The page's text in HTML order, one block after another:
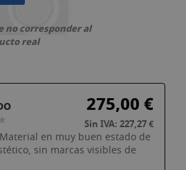
no corresponder al
real
★
275,00 €
Sin IVA: 227,27 €
en muy buen estado de
sin marcas visibles de